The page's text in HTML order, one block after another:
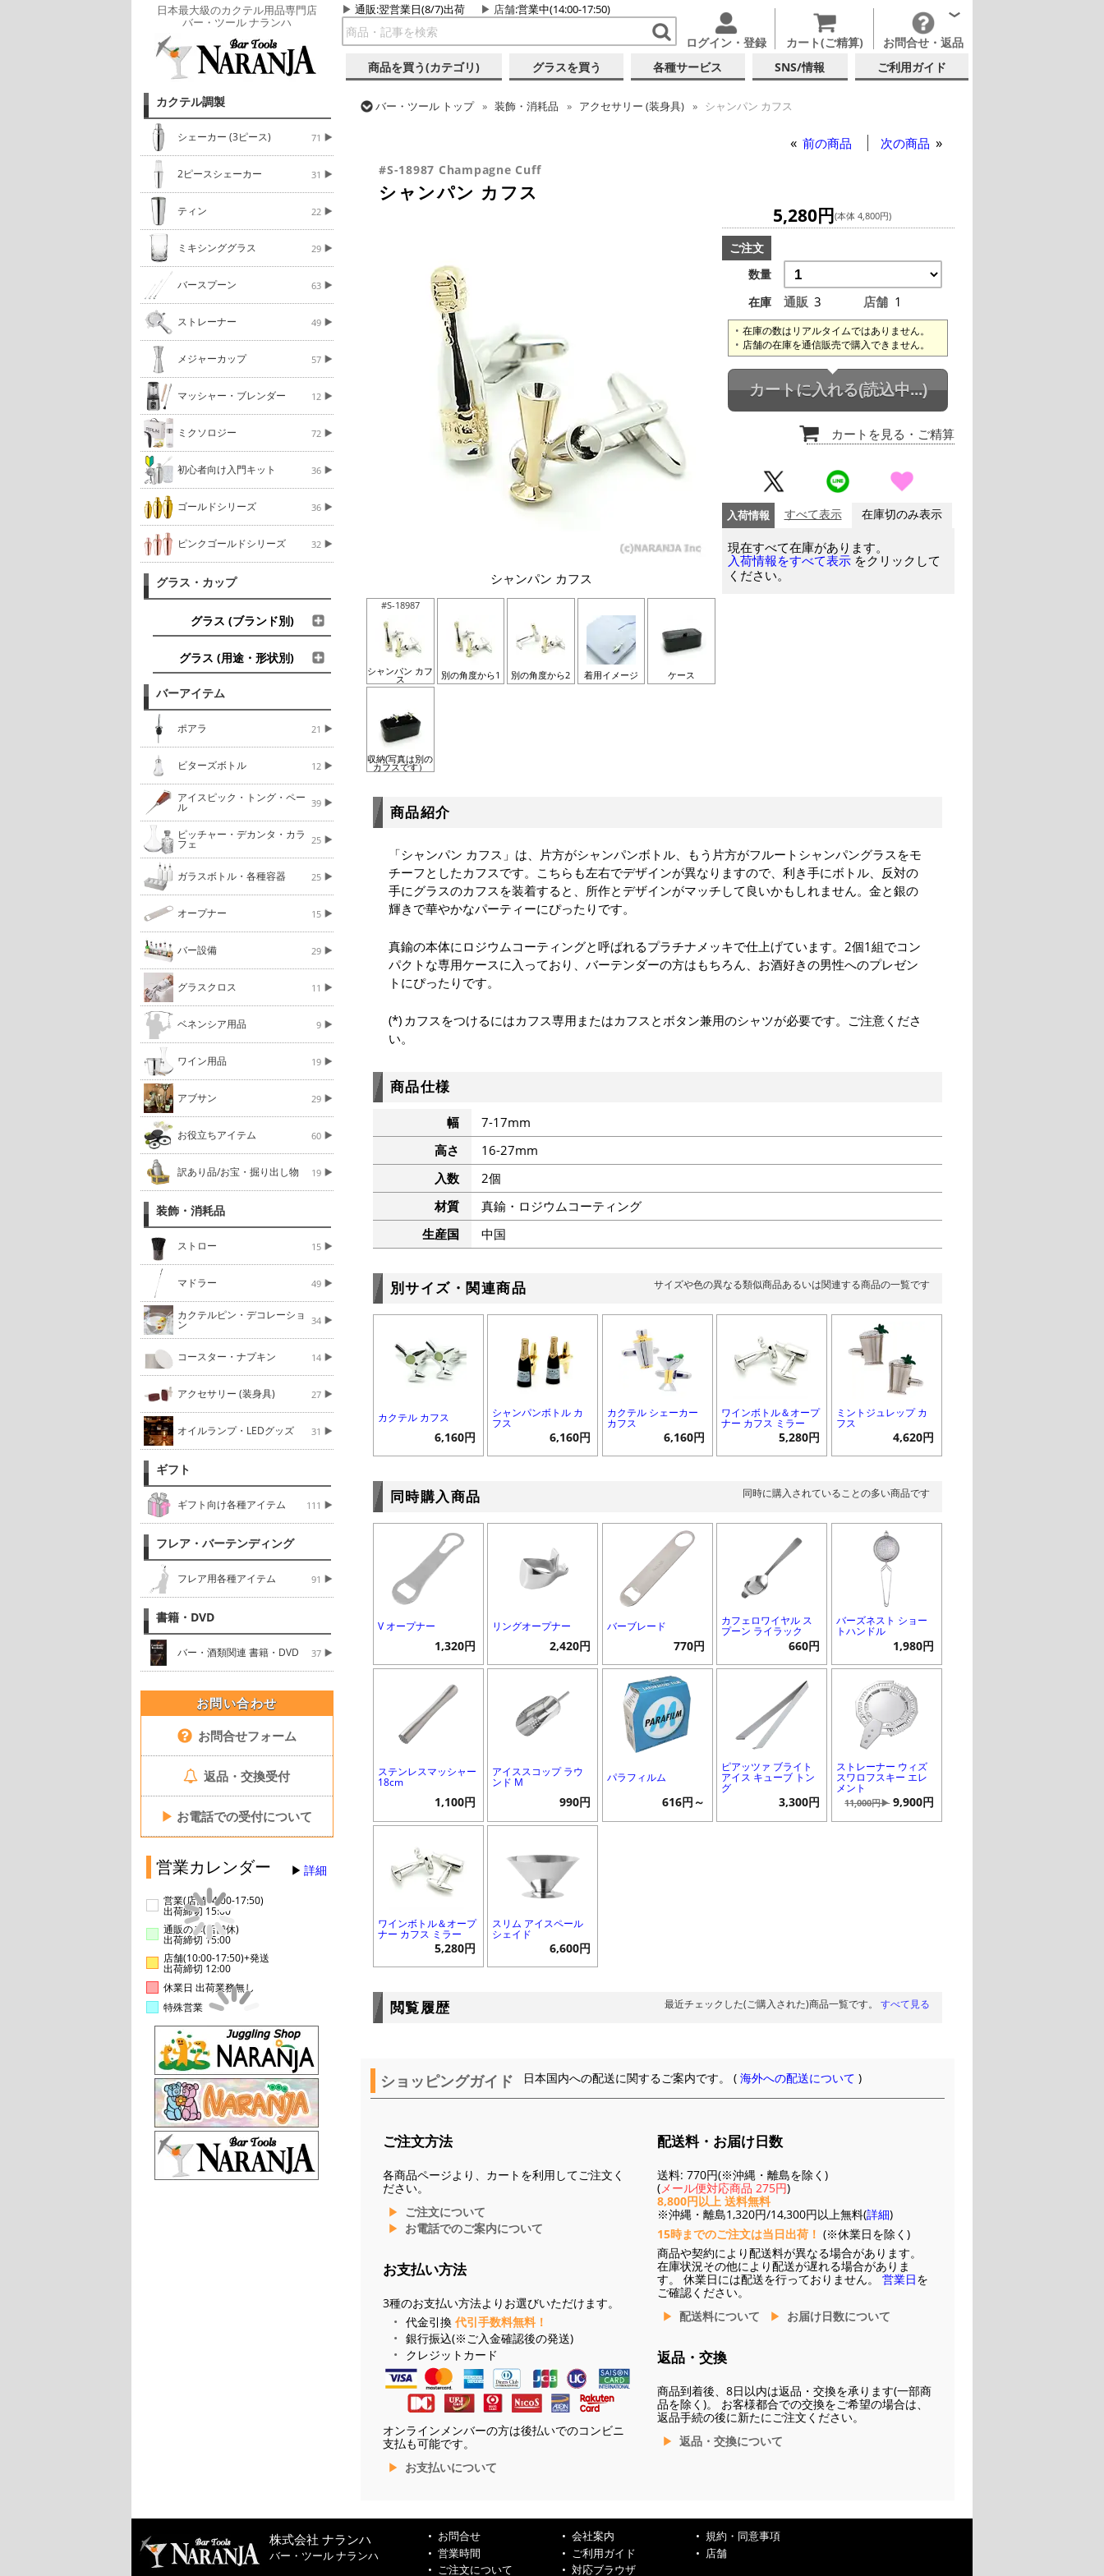
日本最大級のカクテル用品専門店
バー・ツール ナランハ
通販:翌営業日(8/7)出荷 店舗:営業中(14:00-17:50)
ログイン・登録 カート(ご精算) お問合せ・返品
商品を買う(カテゴリ) グラスを買う 各種サービス SNS/情報 ご利用ガイド
カクテル調製
シェーカー (3ピース) 71
2ピースシェーカー 31
ティン 22
ミキシンググラス 29
バースプーン 63
ストレーナー 49
メジャーカップ 57
マッシャー・ブレンダー 12
ミクソロジー 72
初心者向け入門キット 36
ゴールドシリーズ 36
ピンクゴールドシリーズ 32
グラス・カップ
グラス (ブランド別)
グラス (用途・形状別)
バーアイテム
ポアラ 21
ビターズボトル 12
アイスピック・トング・ペー
ル 39
ピッチャー・デカンタ・カラ
フェ 25
ガラスボトル・各種容器 25
オープナー 15
バー設備 29
グラスクロス 11
ベネンシア用品 9
ワイン用品 19
アブサン 29
お役立ちアイテム 60
訳あり品/お宝・掘り出し物 19
装飾・消耗品
ストロー 15
マドラー 49
カクテルピン・デコレーショ
ン 34
コースター・ナプキン 14
アクセサリー (装身具) 27
オイルランプ・LEDグッズ 31
ギフト
ギフト向け各種アイテム 111
フレア・バーテンディング
フレア用各種アイテム 91
書籍・DVD
バー・酒類関連 書籍・DVD 37
お問い合わせ
お問合せフォーム
返品・交換受付
▶ お電話での受付について
営業カレンダー 詳細
営業(店舗14:00-17:50)
出荷締切 15:00
通販のみ(店舗休)
出荷締切 15:00
店舗(10:00-17:50)+発送
出荷締切 12:00
休業日 出荷業務無し
特殊営業
バー・ツール トップ 装飾・消耗品 アクセサリー (装身具)
シャンパン カフス
前の商品 次の商品
#S-18987 Champagne Cuff
シャンパン カフス
シャンパン カフス
#S-18987
シャンパン カフ
ス 別の角度から1 別の角度から2 着用イメージ ケース
収納(写真は別の
カフスです）
5,280円(本体 4,800円)
ご注文
数量
在庫
通販 3 店舗 1
在庫の数はリアルタイムではありません。
店舗の在庫を通信販売で購入できません。
カートに入れる(読込中...)
カートを見る ・ご精算
入荷情報 すべて表示 在庫切のみ表示
現在すべて在庫があります。
入荷情報をすべて表示 をクリックして
ください。
商品紹介
「シャンパン カフス」は、片方がシャンパンボトル、もう片方がフルートシャンパングラスをモ
チーフとしたカフスです。こちらも左右でデザインが異なりますので、利き手にボトル、反対の
手にグラスのカフスを装着すると、所作とデザインがマッチして良いかもしれません。金と銀の
輝きで華やかなパーティーにぴったりです。
真鍮の本体にロジウムコーティングと呼ばれるプラチナメッキで仕上げています。2個1組でコン
パクトな専用ケースに入っており、バーテンダーの方はもちろん、お酒好きの男性へのプレゼン
トにぴったりです。
カフスをつけるにはカフス専用またはカフスとボタン兼用のシャツが必要です。ご注意くださ
い。
商品仕様
幅
7-17mm
高さ
16-27mm
入数
2個
材質
真鍮・ロジウムコーティング
生産国
中国
別サイズ・関連商品 サイズや色の異なる類似商品あるいは関連する商品の一覧です
カクテル カフス
6,160円
シャンパンボトル カ
フス
6,160円
カクテル シェーカー
カフス
6,160円
ワインボトル＆オープ
ナー カフス ミラー
5,280円
ミントジュレップ カ
フス
4,620円
同時購入商品 同時に購入されていることの多い商品です
V オープナー
1,320円
リングオープナー
2,420円
バーブレード
770円
カフェロワイヤル ス
プーン ライラック
660円
バーズネスト ショー
トハンドル
1,980円
ステンレスマッシャー
18cm
1,100円
アイススコップ ラウ
ンド M
990円
パラフィルム
616円～
ピアッツァ ブライト
アイス キューブ トン
グ
3,300円
ストレーナー ウィズ
スワロフスキー エレ
メント
11,000円▶ 9,900円
ワインボトル＆オープ
ナー カフス ミラー
5,280円
スリム アイスペール
シェイド
6,600円
閲覧履歴 最近チェックした(ご購入された)商品一覧です。 すべて見る
ショッピングガイド 日本国内への配送に関するご案内です。 (海外への配送について )
ご注文方法
各商品ページより、カートを利用してご注文く
ださい。
ご注文について
お電話でのご案内について
お支払い方法
3種のお支払い方法よりお選びいただけます。
代金引換 代引手数料無料！
銀行振込(※ご入金確認後の発送)
クレジットカード
オンラインメンバーの方は後払いでのコンビニ
支払も可能です。
お支払いについて
配送料・お届け日数
送料: 770円(※沖縄・離島を除く)
(メール便対応商品 275円)
8,800円以上 送料無料
※沖縄・離島1,320円/14,300円以上無料(詳細)
15時までのご注文は当日出荷！ (※休業日を除く)
商品や契約により配送料が異なる場合があります。
在庫状況その他により配送が遅れる場合がありま
す。 休業日には配送を行っておりません。 営業日を
ご確認ください。
配送料について
お届け日数について
返品・交換
商品到着後、8日以内は返品・交換を承ります(一部商
品を除く)。 お客様都合での交換をご希望の場合は、
返品手続の後に新たにご注文ください。
返品・交換について
株式会社 ナランハ
バー・ツール ナランハ
お問合せ 会社案内
規約・同意事項
営業時間
ご利用ガイド
店舗
ご注文について
対応ブラウザ